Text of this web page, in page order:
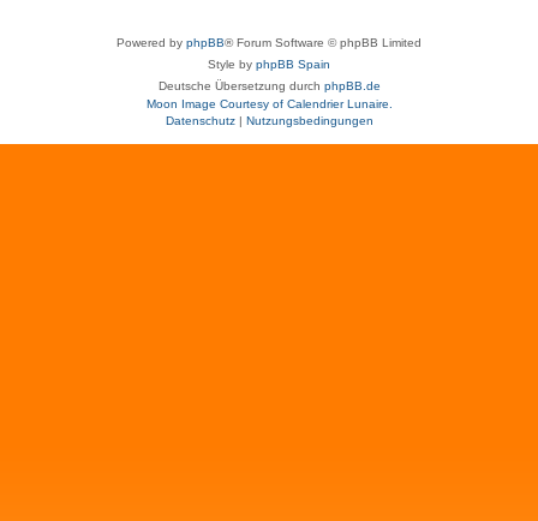
Powered by phpBB® Forum Software © phpBB Limited
Style by phpBB Spain
Deutsche Übersetzung durch phpBB.de
Moon Image Courtesy of Calendrier Lunaire.
Datenschutz| Nutzungsbedingungen